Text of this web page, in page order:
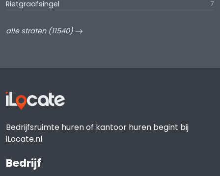
Rietgraafsingel 7
alle straten (11540)
Bedrijfsruimte huren of kantoor huren begint bij
iLocate.nl
Bedrijf